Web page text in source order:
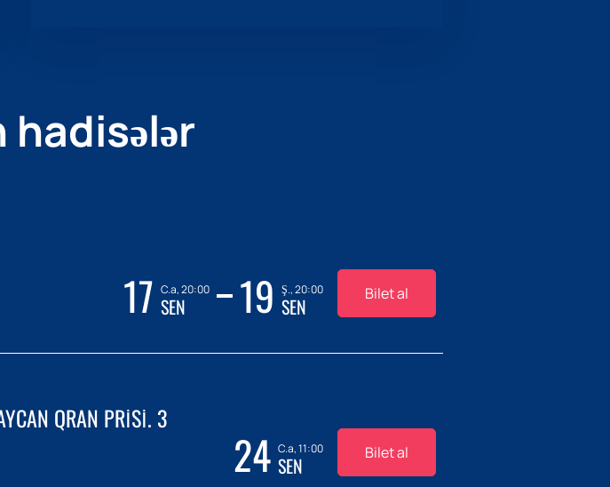
hadisələr
17 C.a, 20:00
SEN 19 Ş., 20:00
SEN Bilet al
QRAN PRISI. 3
24 C.a, 11:00
SEN Bilet al